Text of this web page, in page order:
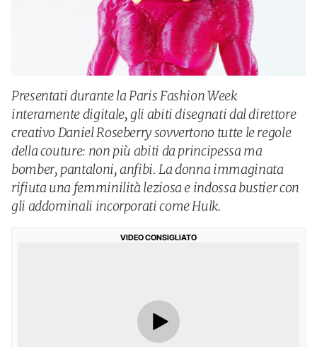
Presentati durante la Paris Fashion Week
interamente digitale, gli abiti disegnati dal direttore
creativo Daniel Roseberry sovvertono tutte le regole
della couture: non più abiti da principessa ma
bomber, pantaloni, anfibi. La donna immaginata
rifiuta una femminilità leziosa e indossa bustier con
gli addominali incorporati come Hulk.
VIDEO CONSIGLIATO